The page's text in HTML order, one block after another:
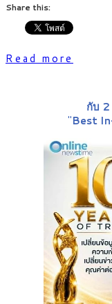
Share this:
Read more
กับ 2
"Best